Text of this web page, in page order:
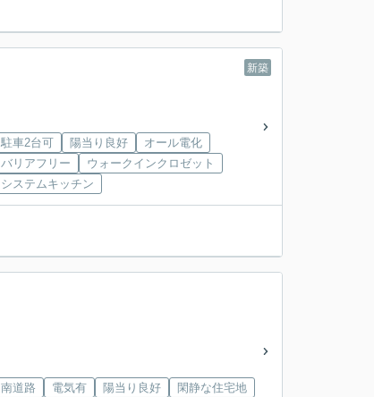
新築
駐車2台可 陽当り良好
オール電化
バリアフリー
ウォークインクロゼット
システムキッチン
南道路 電気有 陽当り良好
閑静な住宅地